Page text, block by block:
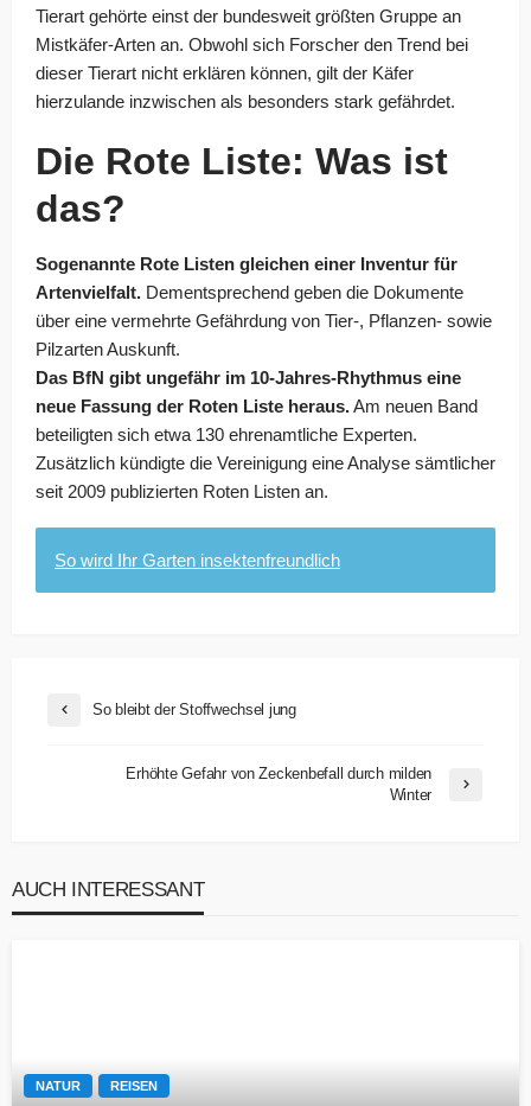
Tierart gehörte einst der bundesweit größten Gruppe an
Mistkäfer-Arten an. Obwohl sich Forscher den Trend bei
dieser Tierart nicht erklären können, gilt der Käfer
hierzulande inzwischen als besonders stark gefährdet.
Die Rote Liste: Was ist
das?
Sogenannte Rote Listen gleichen einer Inventur für
Artenvielfalt. Dementsprechend geben die Dokumente
über eine vermehrte Gefährdung von Tier-, Pflanzen- sowie
Pilzarten Auskunft.
Das BfN gibt ungefähr im 10-Jahres-Rhythmus eine
neue Fassung der Roten Liste heraus.Am neuen Band
beteiligten sich etwa 130 ehrenamtliche Experten.
Zusätzlich kündigte die Vereinigung eine Analyse sämtlicher
seit 2009 publizierten Roten Listen an.
So wird Ihr Garten insektenfreundlich
So bleibt der Stoffwechsel jung
Erhöhte Gefahr von Zeckenbefall durch milden
Winter
AUCH INTERESSANT
NATUR REISEN